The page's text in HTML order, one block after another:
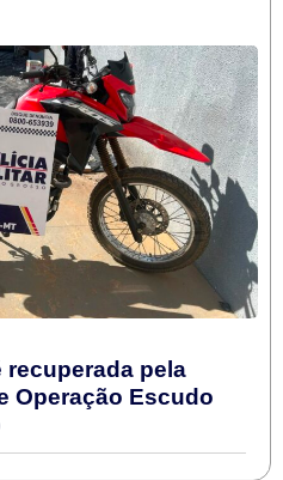
recuperada pela
Operação Escudo